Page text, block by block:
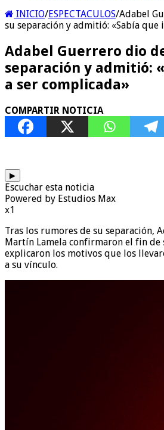
INICIO/ESPECTACULOS/Adabel
su separación y admitió: «Sabía que
Adabel Guerrero dio
separación y admitió:
a ser complicada»
COMPARTIR NOTICIA
▶
Escuchar esta noticia
Powered by Estudios Max
x1
Tras los rumores de su separación,
Martín Lamela confirmaron el fin de
explicaron los motivos que los
a su vínculo.